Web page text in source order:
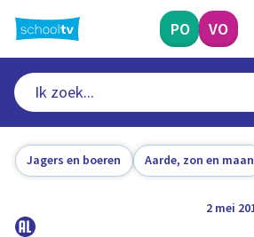
naar
hoofdinhoud
PO VO
Jagers en boeren Aarde, zon en maan
2 mei